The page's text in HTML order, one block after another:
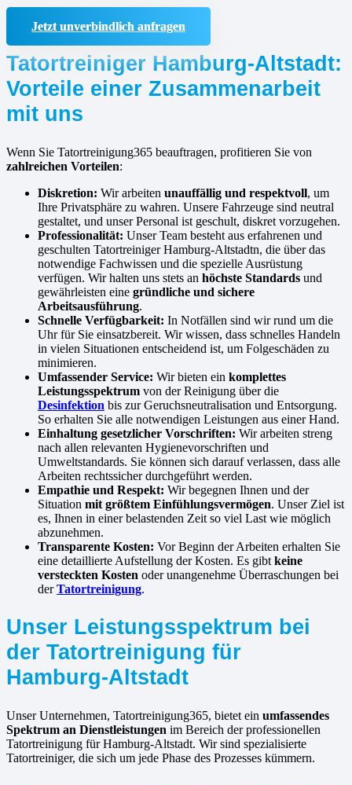
Jetzt unverbindlich anfragen
Tatortreiniger Hamburg-Altstadt:
Vorteile einer Zusammenarbeit
mit uns
Wenn Sie Tatortreinigung365 beauftragen, profitieren Sie von
zahlreichen Vorteilen:
Diskretion: Wir arbeiten unauffällig und respektvoll, um
Ihre Privatsphäre zu wahren. Unsere Fahrzeuge sind neutral
gestaltet, und unser Personal ist geschult, diskret vorzugehen.
Professionalität: Unser Team besteht aus erfahrenen und
geschulten Tatortreiniger Hamburg-Altstadtn, die über das
notwendige Fachwissen und die spezielle Ausrüstung
verfügen. Wir halten uns stets an höchste Standards und
gewährleisten eine gründliche und sichere
Arbeitsausführung.
Schnelle Verfügbarkeit: In Notfällen sind wir rund um die
Uhr für Sie einsatzbereit. Wir wissen, dass schnelles Handeln
in vielen Situationen entscheidend ist, um Folgeschäden zu
minimieren.
Umfassender Service: Wir bieten ein komplettes
Leistungsspektrum von der Reinigung über die
Desinfektion bis zur Geruchsneutralisation und Entsorgung.
So erhalten Sie alle notwendigen Leistungen aus einer Hand.
Einhaltung gesetzlicher Vorschriften: Wir arbeiten streng
nach allen relevanten Hygienevorschriften und
Umweltstandards. Sie können sich darauf verlassen, dass alle
Arbeiten rechtssicher durchgeführt werden.
Empathie und Respekt: Wir begegnen Ihnen und der
Situation mit größtem Einfühlungsvermögen. Unser Ziel ist
es, Ihnen in einer belastenden Zeit so viel Last wie möglich
abzunehmen.
Transparente Kosten: Vor Beginn der Arbeiten erhalten Sie
eine detaillierte Aufstellung der Kosten. Es gibt keine
versteckten Kosten oder unangenehme Überraschungen bei
derTatortreinigung.
Unser Leistungsspektrum bei
der Tatortreinigung für
Hamburg-Altstadt
Unser Unternehmen, Tatortreinigung365, bietet ein umfassendes
Spektrum an Dienstleistungen im Bereich der professionellen
Tatortreinigung für Hamburg-Altstadt. Wir sind spezialisierte
Tatortreiniger, die sich um jede Phase des Prozesses kümmern.